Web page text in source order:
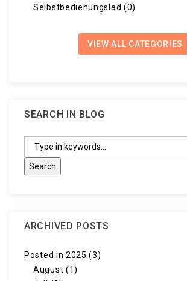
Selbstbedienungslad (0)
VIEW ALL CATEGORIES
SEARCH IN BLOG
ARCHIVED POSTS
Posted in 2025 (3)
August (1)